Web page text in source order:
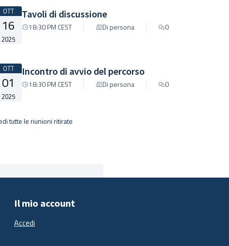
OTT
16
2025
Tavoli di discussione
18:30 PM CEST Di persona 0
OTT
01
2025
Incontro di avvio del percorso
18:30 PM CEST Di persona 0
tutte le riunioni ritirate
Il mio account
Accedi